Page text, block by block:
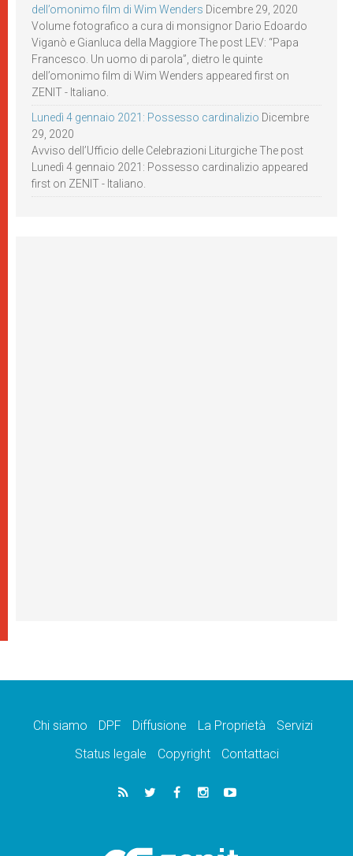
dell’omonimo film di Wim Wenders Dicembre 29, 2020
Volume fotografico a cura di monsignor Dario Edoardo
Viganò e Gianluca della Maggiore The post LEV: “Papa
Francesco. Un uomo di parola”, dietro le quinte
dell’omonimo film di Wim Wenders appeared first on
ZENIT - Italiano.
Lunedì 4 gennaio 2021: Possesso cardinalizio Dicembre
29, 2020
Avviso dell’Ufficio delle Celebrazioni Liturgiche The post
Lunedì 4 gennaio 2021: Possesso cardinalizio appeared
first on ZENIT - Italiano.
Chi siamo DPF Diffusione La Proprietà
Servizi
Status legale
Copyright Contattaci